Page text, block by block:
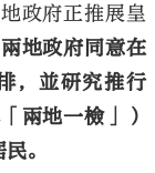
政府正推展皇
兩地政府同意在
，並研究推行
兩地一檢」）
。